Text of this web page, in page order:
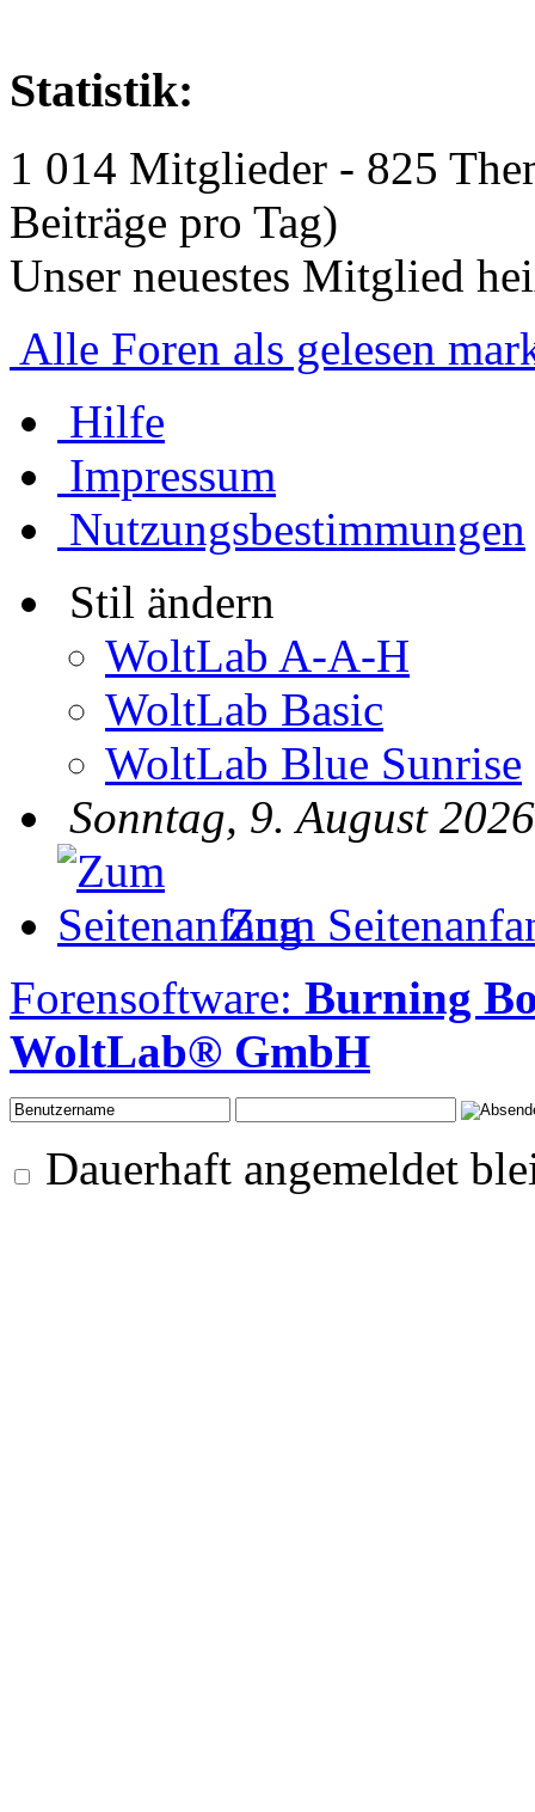
Statistik:
1 014 Mitglieder - 825
Beiträge pro Tag)
Unser neuestes Mitglied
Alle Foren als gelesen
Hilfe
Impressum
Nutzungsbestimmungen
Stil ändern
WoltLab A-A-H
WoltLab Basic
WoltLab Blue Sunrise
Sonntag, 9. August
Zum
Forensoftware: Burning
WoltLab® GmbH
Dauerhaft angemeldet